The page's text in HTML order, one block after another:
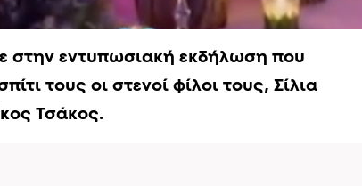
στην εντυπωσιακή εκδήλωση που
τους οι στενοί φίλοι τους, Σίλια
Τσάκος.